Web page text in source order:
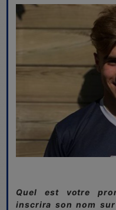
Quel est votre
inscrira son nom